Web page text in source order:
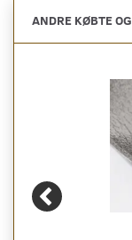
ANDRE KØBTE